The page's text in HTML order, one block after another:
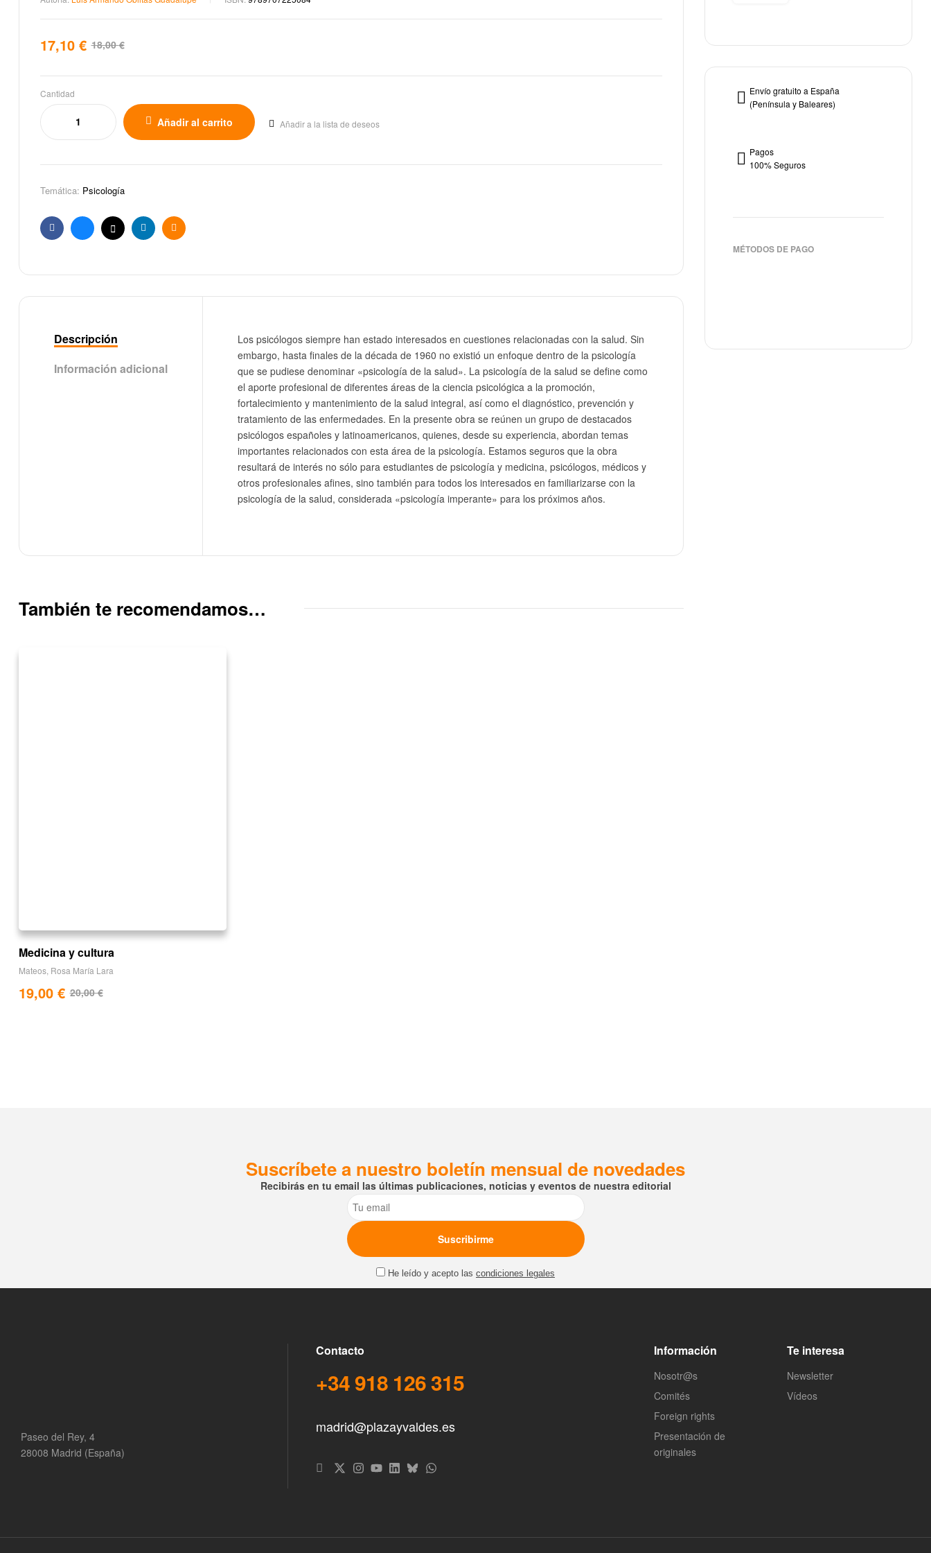
18,00€
17,10 €
Cantidad
Añadir al carrito Añadir a la lista de deseos
Temática: Psicología
FacebookBlueskyX LinkedinEmail
Descripción
Información adicional
Los psicólogos siempre han estado interesados en cuestiones relacionadas con la salud. Sin
embargo, hasta finales de la década de 1960 no existió un enfoque dentro de la psicología
que se pudiese denominar «psicología de la salud». La psicología de la salud se define como
el aporte profesional de diferentes áreas de la ciencia psicológica a la promoción,
fortalecimiento y mantenimiento de la salud integral, así como el diagnóstico, prevención y
tratamiento de las enfermedades. En la presente obra se reúnen un grupo de destacados
psicólogos españoles y latinoamericanos, quienes, desde su experiencia, abordan temas
importantes relacionados con esta área de la psicología. Estamos seguros que la obra
resultará de interés no sólo para estudiantes de psicología y medicina, psicólogos, médicos y
otros profesionales afines, sino también para todos los interesados en familiarizarse con la
psicología de la salud, considerada «psicología imperante» para los próximos años.
También te recomendamos…
Medicina y cultura
Mateos Rosa María Lara
20,00€
19,00 €
Envío gratuito a España
(Península y Baleares)
Pagos
100% Seguros
MÉTODOS DE PAGO
Suscríbete a nuestro boletín mensual de novedades
Recibirás en tu email las últimas publicaciones, noticias y eventos de nuestra editorial
Email
He leído y acepto las condiciones legales
Paseo del Rey, 4
28008 Madrid (España)
Contacto
+34 918 126 315
madrid@plazayvaldes.es
Información
Nosotr@s
Comités
Foreign rights
Presentación de
originales
Te interesa
Newsletter
Vídeos